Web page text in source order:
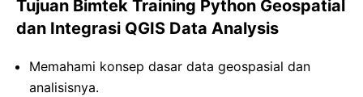
Tujuan Bimtek Training Python Geospatial
dan Integrasi QGIS Data Analysis
Memahami konsep dasar data geospasial dan
analisisnya.